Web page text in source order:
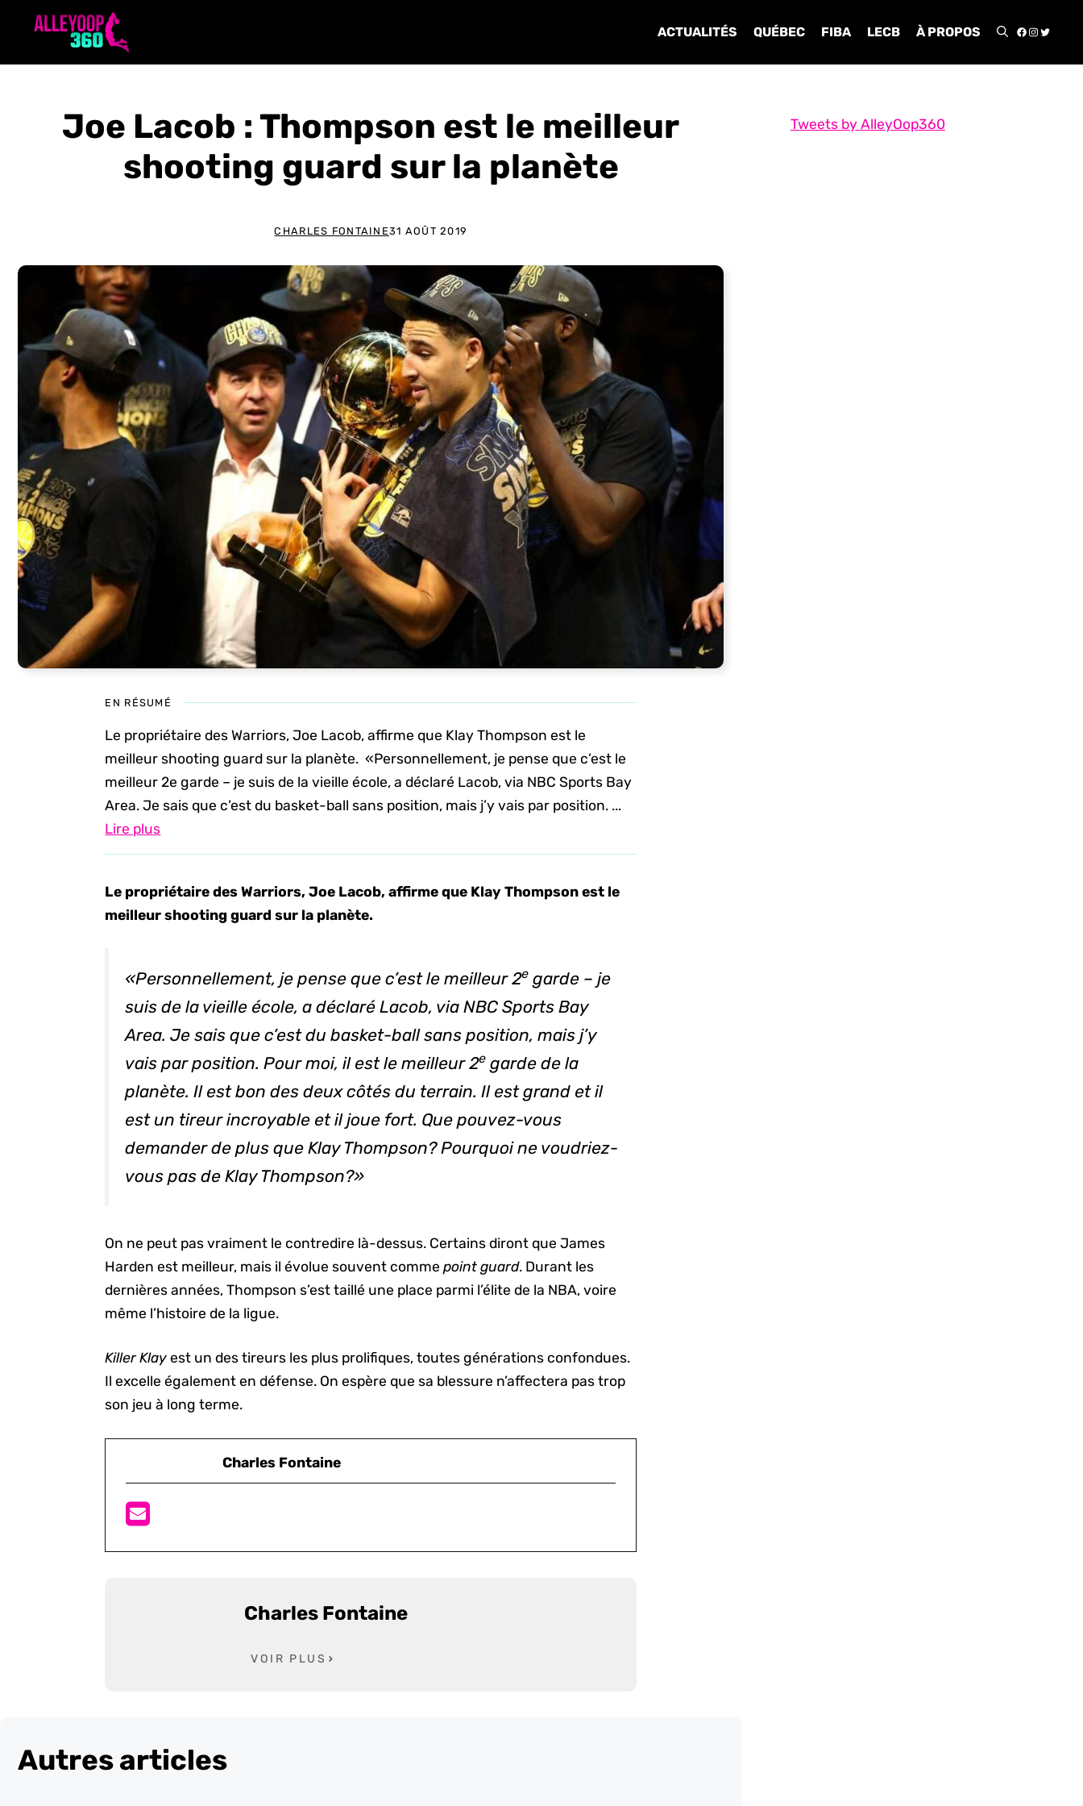
ACTUALITÉS QUÉBEC FIBA LECB À PROPOS
Joe Lacob : Thompson est le meilleur
shooting guard sur la planète
CHARLES FONTAINE31 AOÛT 2019
EN RÉSUMÉ
Le propriétaire des Warriors, Joe Lacob, affirme que Klay Thompson est le
meilleur shooting guard sur la planète. «Personnellement, je pense que c’est le
meilleur 2e garde – je suis de la vieille école, a déclaré Lacob, via NBC Sports Bay
Area. Je sais que c’est du basket-ball sans position, mais j’y vais par position. ...
Lire plus
Le propriétaire des Warriors, Joe Lacob, affirme que Klay Thompson est le
meilleur shooting guard sur la planète.
«Personnellement, je pense que c’est le meilleur 2e garde – je
suis de la vieille école, a déclaré Lacob, via NBC Sports Bay
Area. Je sais que c’est du basket-ball sans position, mais j’y
vais par position. Pour moi, il est le meilleur 2e garde de la
planète. Il est bon des deux côtés du terrain. Il est grand et il
est un tireur incroyable et il joue fort. Que pouvez-vous
demander de plus que Klay Thompson? Pourquoi ne voudriez-
vous pas de Klay Thompson?»
On ne peut pas vraiment le contredire là-dessus. Certains diront que James
Harden est meilleur, mais il évolue souvent commepoint guard. Durant les
dernières années, Thompson s’est taillé une place parmi l’élite de la NBA, voire
même l’histoire de la ligue.
Killer Klay est un des tireurs les plus prolifiques, toutes générations confondues.
Il excelle également en défense. On espère que sa blessure n’affectera pas trop
son jeu à long terme.
Charles Fontaine
Charles Fontaine
VOIR PLUS
Autres articles
Tweets by AlleyOop360